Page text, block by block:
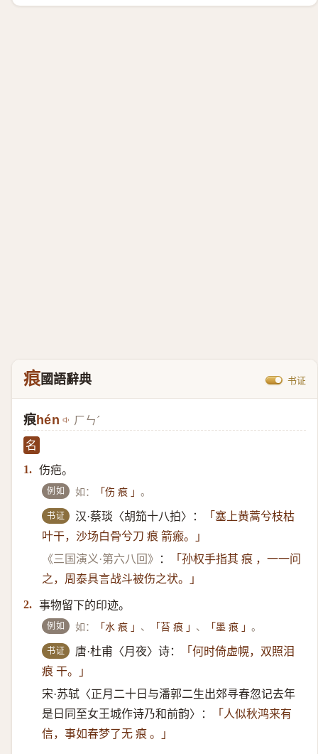
痕國語辭典 书证
痕hén ㄏㄣˊ
名
1. 伤疤。
例如 如： 「伤 痕 」。
书证 汉·蔡琰〈胡笳十八拍〉：
「塞上黄蒿兮枝枯
叶干，沙场白骨兮刀 痕 箭瘢。」
《三国演义·第六八回》
：
「孙权手指其 痕 ，一一问
之，周泰具言战斗被伤之状。」
2. 事物留下的印迹。
例如 如： 「水 痕 」 、 「苔 痕 」 、 「墨 痕 」。
书证 唐·杜甫〈月夜〉诗：
「何时倚虚幌，双照泪
痕 干。」
宋·苏轼〈正月二十日与潘郭二生出郊寻春忽记去年
是日同至女王城作诗乃和前韵〉：
「人似秋鸿来有
信，事如春梦了无 痕 。」